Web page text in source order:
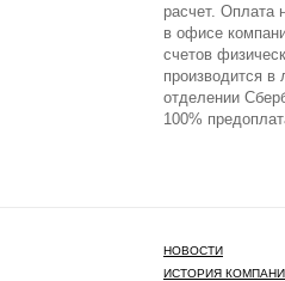
расчет. Оплата
в офисе
счетов
производится
отделении
100%
НОВОСТИ
ИСТОРИЯ